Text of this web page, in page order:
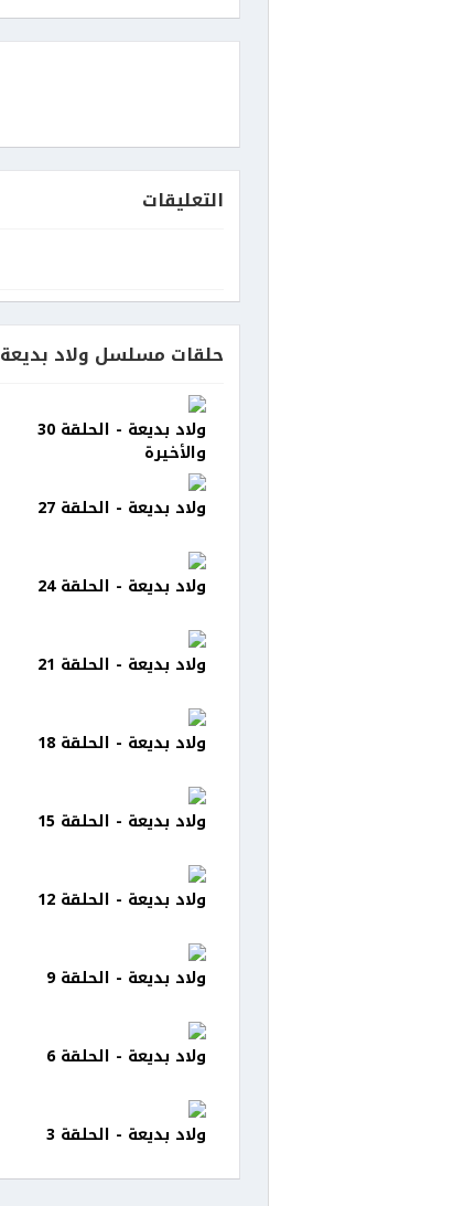
التعليقات
حلقات مسلسل ولاد بديعة
ولاد بديعة - الحلقة 30
والأخيرة
ولاد بديعة - الحلقة 27
ولاد بديعة - الحلقة 24
ولاد بديعة - الحلقة 21
ولاد بديعة - الحلقة 18
ولاد بديعة - الحلقة 15
ولاد بديعة - الحلقة 12
ولاد بديعة - الحلقة 9
ولاد بديعة - الحلقة 6
ولاد بديعة - الحلقة 3